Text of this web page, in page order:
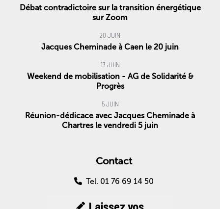
Débat contradictoire sur la transition énergétique
sur Zoom
20 JUIN
Jacques Cheminade à Caen le 20 juin
13 JUIN
Weekend de mobilisation - AG de Solidarité &
Progrès
5 JUIN
Réunion-dédicace avec Jacques Cheminade à
Chartres le vendredi 5 juin
Contact
Tel. 01 76 69 14 50